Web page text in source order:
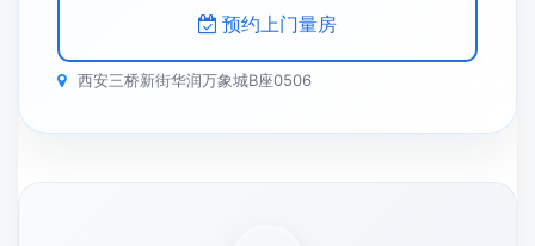
预约上门量房
西安三桥新街华润万象城B座0506